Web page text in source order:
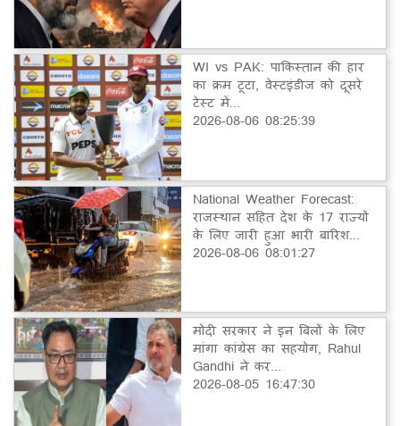
WI vs PAK: पाकिस्तान की हार
का क्रम टूटा, वेस्टइंडीज को दूसरे
टेस्ट में...
2026-08-06 08:25:39
National Weather Forecast:
राजस्थान सहित देश के 17 राज्यों
के लिए जारी हुआ भारी बारिश...
2026-08-06 08:01:27
मोदी सरकार ने इन बिलों के लिए
मांगा कांग्रेस का सहयोग, Rahul
Gandhi ने कर...
2026-08-05 16:47:30